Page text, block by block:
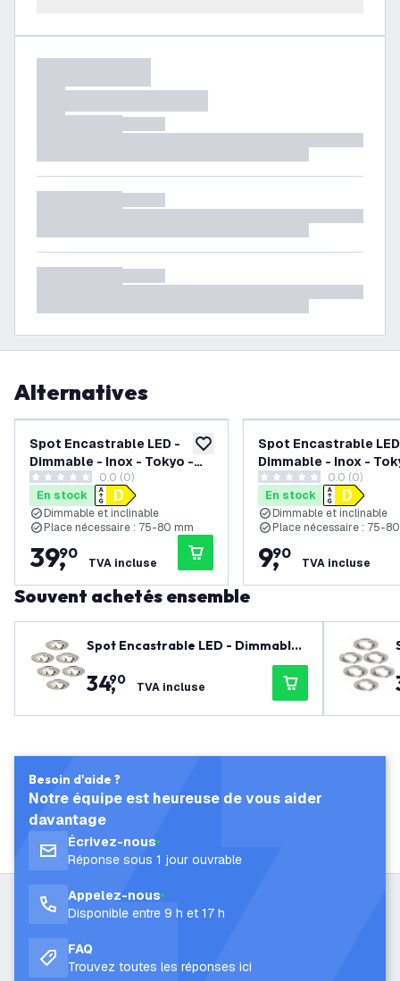
Alternatives
ajouter à la liste de souhaits
Spot Encastrable LED -
Dimmable - Inox - Tokyo -
3W - 6500K - Ø92mm - 6
pièces
0 étoiles de notation
0.0 (0)
En stock
Dimmable et inclinable
Place nécessaire : 75-80 mm
39,
90
TVA incluse
Spot Encastrable
Dimmable - Inox -
3W - 6500K - Ø92mm
0 étoiles de notation
0.0 (0)
En stock
Dimmable et inclinable
Place nécessaire : 75-
9,
90
TVA incluse
Souvent achetés ensemble
Spot Encastrable LED - Dimmable
- Inox - Tokyo - 3W - 2700K - Ø92m
m - 6 pièces
34,
90 TVA incluse
Besoin d'aide ?
Notre équipe est heureuse de vous aider
davantage
Écrivez-nous
Réponse sous 1 jour ouvrable
Appelez-nous
Disponible entre 9 h et 17 h
FAQ
Trouvez toutes les réponses ici